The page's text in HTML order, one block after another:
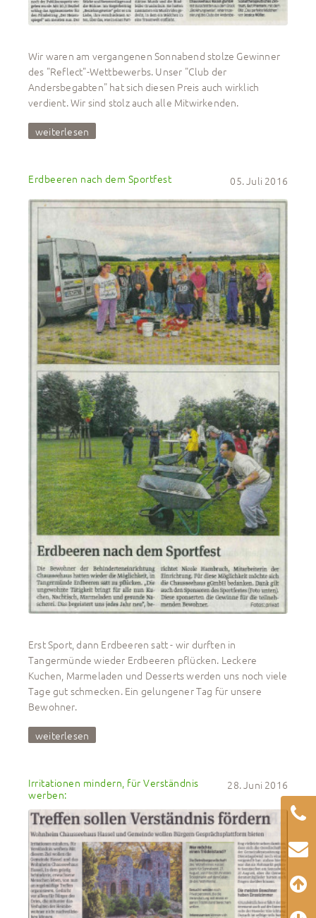
Wir waren am vergangenen Sonnabend stolze Gewinner
des "Reflect"-Wettbewerbs. Unser "Club der
Andersbegabten" hat sich diesen Preis auch wirklich
verdient. Wir sind stolz auch alle Mitwirkenden.
weiterlesen
05. Juli 2016
Erdbeeren nach dem Sportfest
Erst Sport, dann Erdbeeren satt - wir durften in
Tangermünde wieder Erdbeeren pflücken. Leckere
Kuchen, Marmeladen und Desserts werden uns noch viele
Tage gut schmecken. Ein gelungener Tag für unsere
Bewohner.
weiterlesen
28. Juni 2016
Irritationen mindern, für Verständnis
werben: